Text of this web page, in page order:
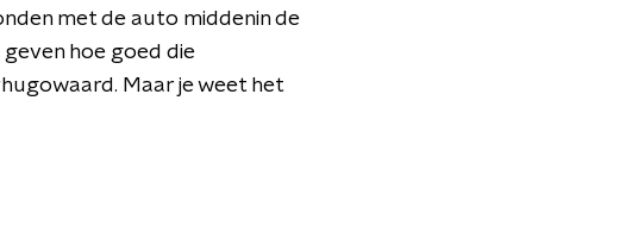
met de auto middenin de
geven hoe goed die
Maar je weet het